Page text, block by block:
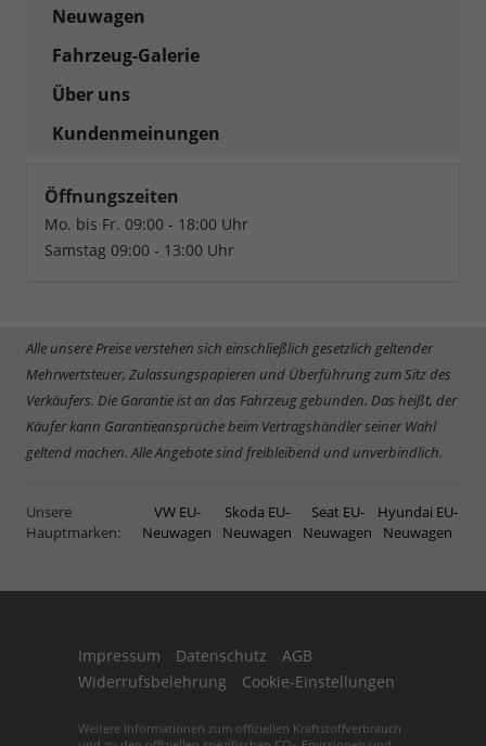
Neuwagen
Fahrzeug-Galerie
Über uns
Kundenmeinungen
Öffnungszeiten
Mo. bis Fr. 09:00 - 18:00 Uhr
Samstag 09:00 - 13:00 Uhr
Alle unsere Preise verstehen sich einschließlich gesetzlich geltender
Mehrwertsteuer, Zulassungspapieren und Überführung zum Sitz des
Verkäufers. Die Garantie ist an das Fahrzeug gebunden. Das heißt, der
Käufer kann Garantieansprüche beim Vertragshändler seiner Wahl
geltend machen. Alle Angebote sind freibleibend und unverbindlich.
Unsere
Hauptmarken:
VW EU-
Neuwagen
Skoda EU-
Neuwagen
Seat EU-
Neuwagen
Hyundai EU-
Neuwagen
Impressum Datenschutz
AGB
Widerrufsbelehrung
Cookie-Einstellungen
Weitere Informationen zum offiziellen Kraftstoffverbrauch